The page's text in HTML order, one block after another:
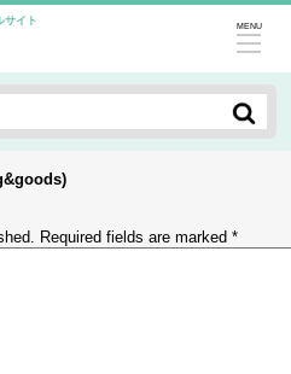
サイト MENU
Required fields are marked *